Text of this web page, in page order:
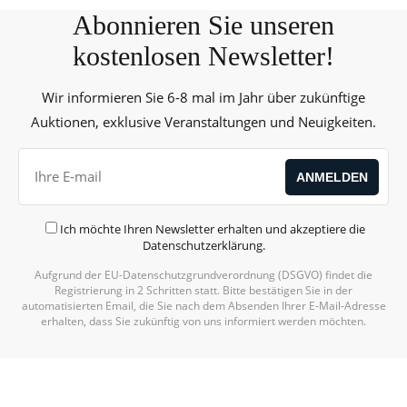
Abonnieren Sie unseren
kostenlosen Newsletter!
Wir informieren Sie 6-8 mal im Jahr über zukünftige
Auktionen, exklusive Veranstaltungen und Neuigkeiten.
Ich möchte Ihren Newsletter erhalten und akzeptiere die
Datenschutzerklärung.
Aufgrund der EU-Datenschutzgrundverordnung (DSGVO) findet die
Registrierung in 2 Schritten statt. Bitte bestätigen Sie in der
automatisierten Email, die Sie nach dem Absenden Ihrer E-Mail-Adresse
erhalten, dass Sie zukünftig von uns informiert werden möchten.